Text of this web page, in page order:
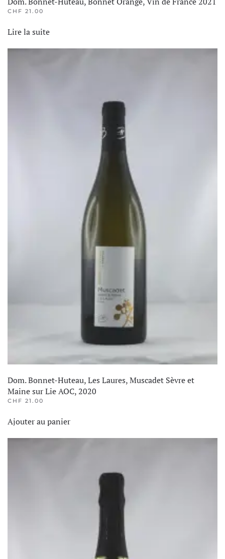
CHF 21.00
Lire la suite
Dom. Bonnet-Huteau, Les Laures, Muscadet Sèvre et
Maine sur Lie AOC, 2020
CHF 21.00
Ajouter au panier